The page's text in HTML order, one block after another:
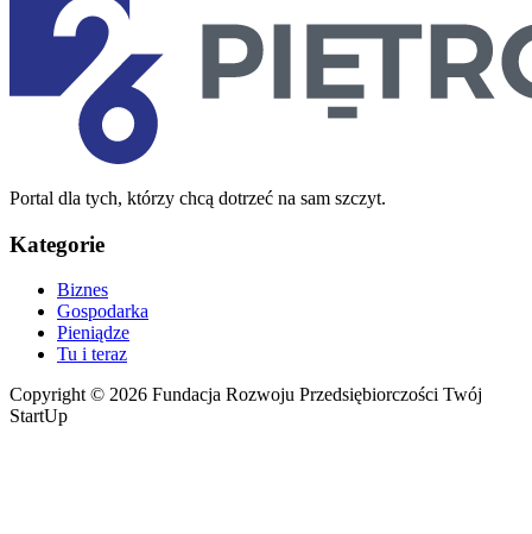
Portal dla tych, którzy chcą dotrzeć na sam szczyt.
Kategorie
Biznes
Gospodarka
Pieniądze
Tu i teraz
Copyright © 2026 Fundacja Rozwoju Przedsiębiorczości Twój
StartUp